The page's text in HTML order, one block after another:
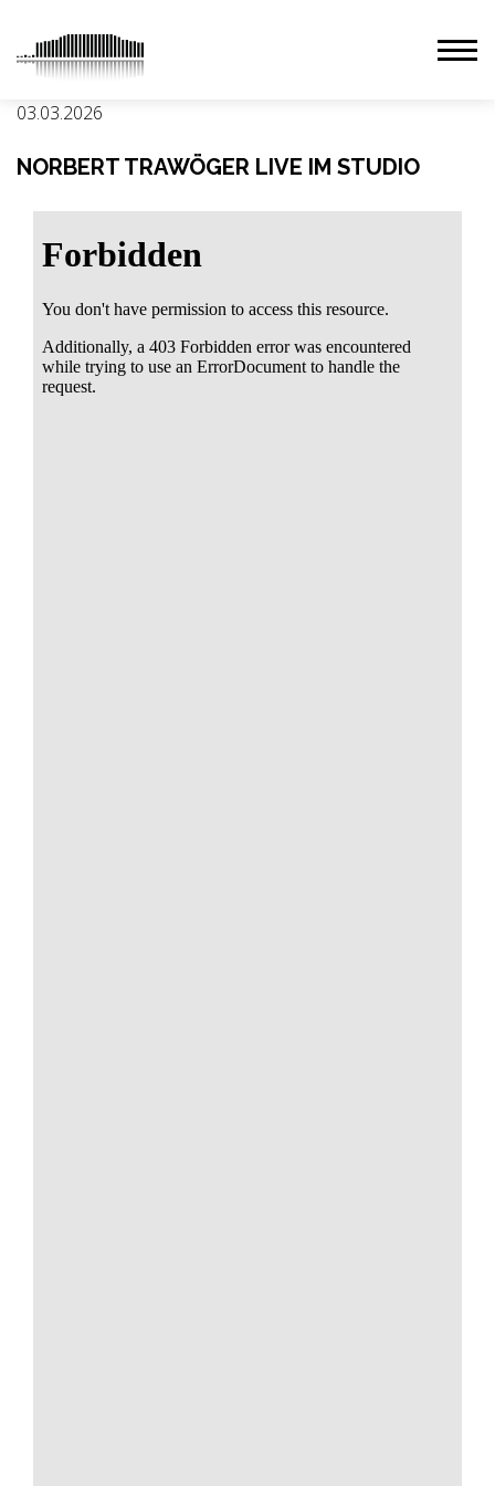
03.03.2026
NORBERT TRAWÖGER LIVE IM STUDIO